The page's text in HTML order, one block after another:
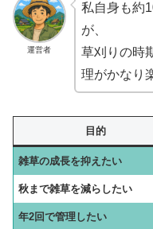
運営者
私自身も約
が、
草刈りの時
理がかなり
目的
雑草の成長を抑えたい
秋まで雑草を減らしたい
年2回で管理したい